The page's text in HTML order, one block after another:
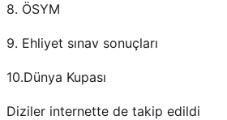
8. ÖSYM
9. Ehliyet sınav sonuçları
10.Dünya Kupası
Diziler internette de takip edildi